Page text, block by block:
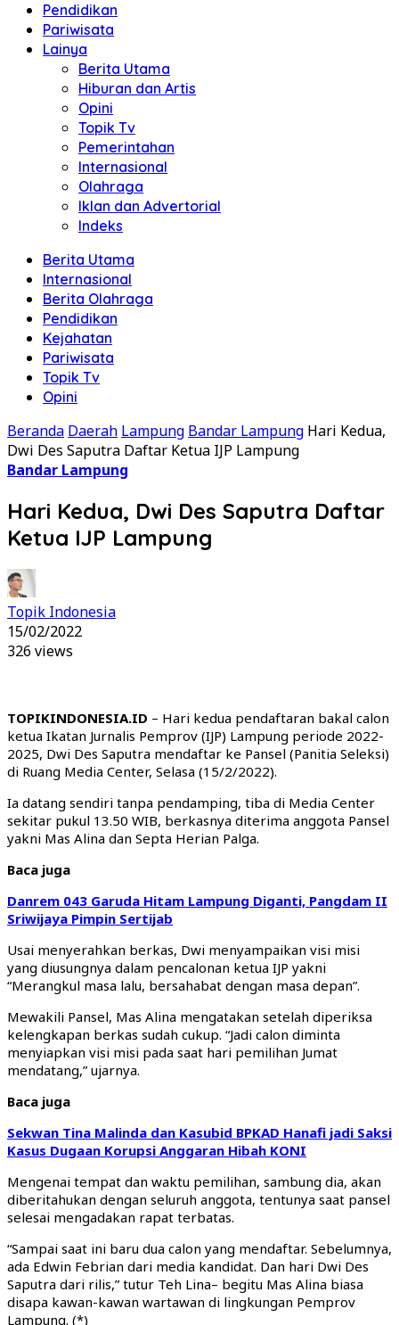
Pendidikan
Pariwisata
Lainya
Berita Utama
Hiburan dan Artis
Opini
Topik Tv
Pemerintahan
Internasional
Olahraga
Iklan dan Advertorial
Indeks
Berita Utama
Internasional
Berita Olahraga
Pendidikan
Kejahatan
Pariwisata
Topik Tv
Opini
Beranda Daerah Lampung Bandar Lampung Hari Kedua,
Dwi Des Saputra Daftar Ketua IJP Lampung
Bandar Lampung
Hari Kedua, Dwi Des Saputra Daftar
Ketua IJP Lampung
Topik Indonesia
15/02/2022
326 views
TOPIKINDONESIA.ID – Hari kedua pendaftaran bakal calon
ketua Ikatan Jurnalis Pemprov (IJP) Lampung periode 2022-
2025, Dwi Des Saputra mendaftar ke Pansel (Panitia Seleksi)
di Ruang Media Center, Selasa (15/2/2022).
Ia datang sendiri tanpa pendamping, tiba di Media Center
sekitar pukul 13.50 WIB, berkasnya diterima anggota Pansel
yakni Mas Alina dan Septa Herian Palga.
Baca juga
Danrem 043 Garuda Hitam Lampung Diganti, Pangdam II
Sriwijaya Pimpin Sertijab
Usai menyerahkan berkas, Dwi menyampaikan visi misi
yang diusungnya dalam pencalonan ketua IJP yakni
“Merangkul masa lalu, bersahabat dengan masa depan”.
Mewakili Pansel, Mas Alina mengatakan setelah diperiksa
kelengkapan berkas sudah cukup. “Jadi calon diminta
menyiapkan visi misi pada saat hari pemilihan Jumat
mendatang,” ujarnya.
Baca juga
Sekwan Tina Malinda dan Kasubid BPKAD Hanafi jadi Saksi
Kasus Dugaan Korupsi Anggaran Hibah KONI
Mengenai tempat dan waktu pemilihan, sambung dia, akan
diberitahukan dengan seluruh anggota, tentunya saat pansel
selesai mengadakan rapat terbatas.
“Sampai saat ini baru dua calon yang mendaftar. Sebelumnya,
ada Edwin Febrian dari media kandidat. Dan hari Dwi Des
Saputra dari rilis,” tutur Teh Lina– begitu Mas Alina biasa
disapa kawan-kawan wartawan di lingkungan Pemprov
Lampung. (*)